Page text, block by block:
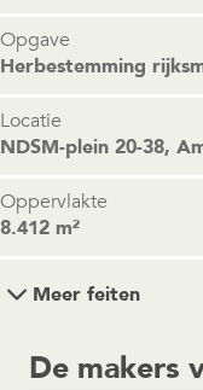
Opgave
Herbestemming
Locatie
NDSM-plein 20-38,
Oppervlakte
8.412 m²
Meer feiten
De makers